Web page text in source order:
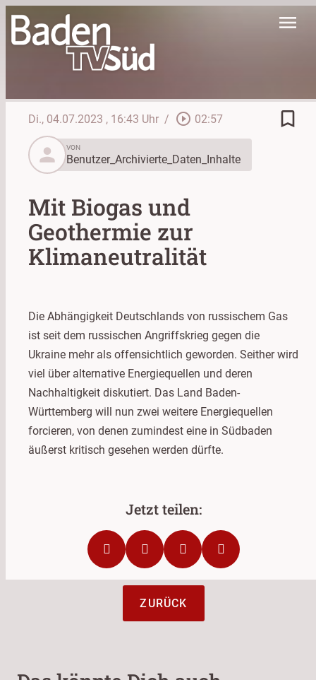
menu
Di., 04.07.2023 , 16:43 Uhr / play_circle_outline 02:57
bookmark_border
person
VON
Benutzer_Archivierte_Daten_Inhalte
Mit Biogas und
Geothermie zur
Klimaneutralität
Die Abhängigkeit Deutschlands von russischem Gas
ist seit dem russischen Angriffskrieg gegen die
Ukraine mehr als offensichtlich geworden. Seither wird
viel über alternative Energiequellen und deren
Nachhaltigkeit diskutiert. Das Land Baden-
Württemberg will nun zwei weitere Energiequellen
forcieren, von denen zumindest eine in Südbaden
äußerst kritisch gesehen werden dürfte.
ZURÜCK